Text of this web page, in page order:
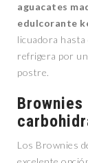
aguacates
edulcorante
licuadora hasta
refrigera por
postre.
Los Brownies